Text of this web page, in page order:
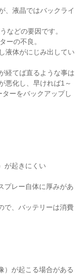
、液晶ではバックライ
どの要因です。
ーの不良。
液体がにじみ出してい
経てば直るような事は
悪化し、早ければ1～
ーをバックアップし
が起きにくい
プレー自体に厚みがあ
で、バッテリーは消費
）が起こる場合がある